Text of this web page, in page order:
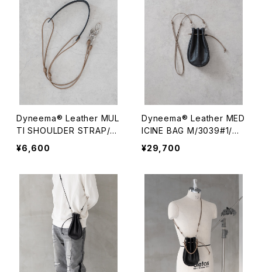
Dyneema® Leather MUL
TI SHOULDER STRAP/2
050#1/ダイニーマレザー
マルチショルダーストラップ
¥6,600
Dyneema® Leather MED
ICINE BAG M/3039#1/ダ
イニーマレザー メディスン
バッグ M
¥29,700